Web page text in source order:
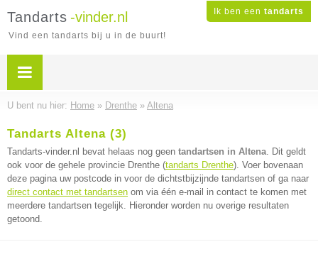
Ik ben een tandarts
Tandarts -vinder.nl
Vind een tandarts bij u in de buurt!
U bent nu hier: Home » Drenthe » Altena
Tandarts Altena (3)
Tandarts-vinder.nl bevat helaas nog geen tandartsen in Altena. Dit geldt
ook voor de gehele provincie Drenthe (tandarts Drenthe). Voer bovenaan
deze pagina uw postcode in voor de dichtstbijzijnde tandartsen of ga naar
direct contact met tandartsen om via één e-mail in contact te komen met
meerdere tandartsen tegelijk. Hieronder worden nu overige resultaten
getoond.